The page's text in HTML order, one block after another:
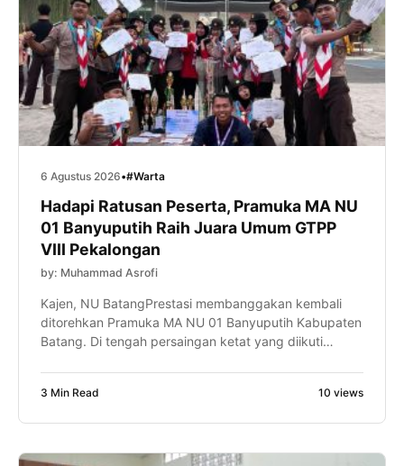
6 Agustus 2026•#Warta
Hadapi Ratusan Peserta, Pramuka MA NU
01 Banyuputih Raih Juara Umum GTPP
VIII Pekalongan
by: Muhammad Asrofi
Kajen, NU BatangPrestasi membanggakan kembali
ditorehkan Pramuka MA NU 01 Banyuputih Kabupaten
Batang. Di tengah persaingan ketat yang diikuti
Gugusdepan Batang 15.067-15.068 berhasil keluar
Wahid Pekalongan Tahun 2026. Keberhasilan […]
3 Min Read 10 views